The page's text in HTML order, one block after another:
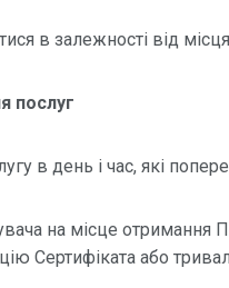
в залежності від
послуг
в день і час, які
на місце
Сертифіката або